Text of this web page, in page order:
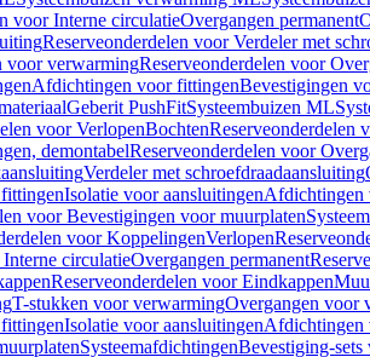
voor Interne circulatieOvergangen permanent
Reserveonderdelen voor Verdeler met
voor verwarmingReserveonderdelen voor
Afdichtingen voor fittingenBevestigingen
Geberit PushFitSysteembuizen ML
voor VerlopenBochtenReserveonderdelen
demontabelReserveonderdelen voor
Verdeler met schroefdraadaansluiting
Isolatie voor aansluitingenAfdichtingen
voor Bevestigingen voor muurplaten
voor KoppelingenVerlopen
circulatieOvergangen permanent
Reserveonderdelen voor Eindkappen
T-stukken voor verwarmingOvergangen voor
Isolatie voor aansluitingenAfdichtingen
SysteemafdichtingenBevestiging-